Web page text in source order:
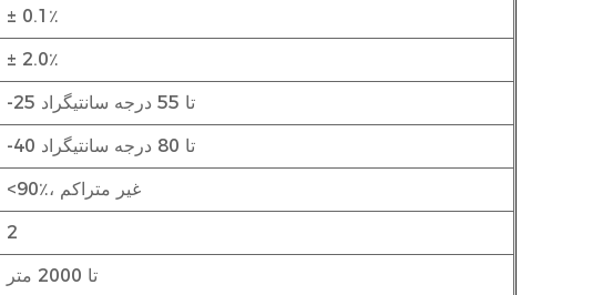
± 0.1٪
± 2.0٪
-25 تا 55 درجه سانتیگراد
-40 تا 80 درجه سانتیگراد
<90٪، غیر متراکم
2
تا 2000 متر